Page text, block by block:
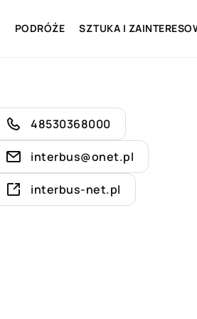
PODRÓŻE SZTUKA I
48530368000
interbus@onet.pl
interbus-net.pl